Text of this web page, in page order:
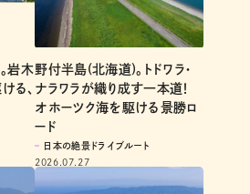
岩木
る、
野付半島(北海道)。トドワラ・
ナラワラが織り成す一本道！
オホーツク海を駆ける景勝ロ
ード
日本の絶景ドライブルート
2026.07.27